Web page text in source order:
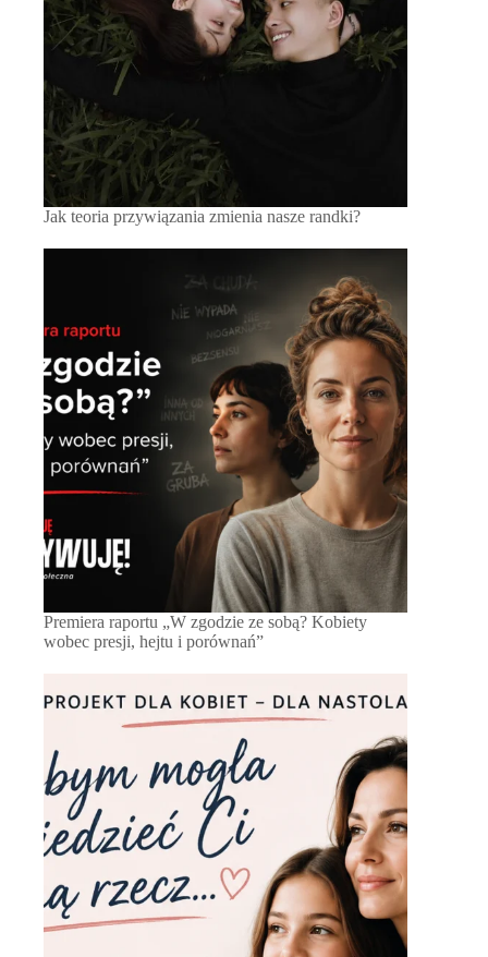
Jak teoria przywiązania zmienia nasze randki?
Premiera raportu „W zgodzie ze sobą? Kobiety
wobec presji, hejtu i porównań”